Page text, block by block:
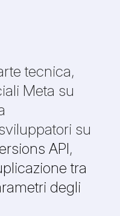
tecnica,
Meta su
su
API,
tra
degli